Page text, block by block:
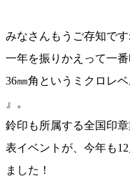
みなさんもうご存知です
一年を振りかえって一
36㎜角というミクロレ
』。
鈴印も所属する全国印
表イベントが、今年も
ました！